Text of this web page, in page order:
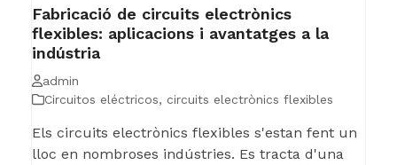
Fabricació de circuits electrònics
flexibles: aplicacions i avantatges a la
indústria
admin
Circuitos eléctricos, circuits electrònics flexibles
Els circuits electrònics flexibles s'estan fent un
lloc en nombroses indústries. Es tracta d'una